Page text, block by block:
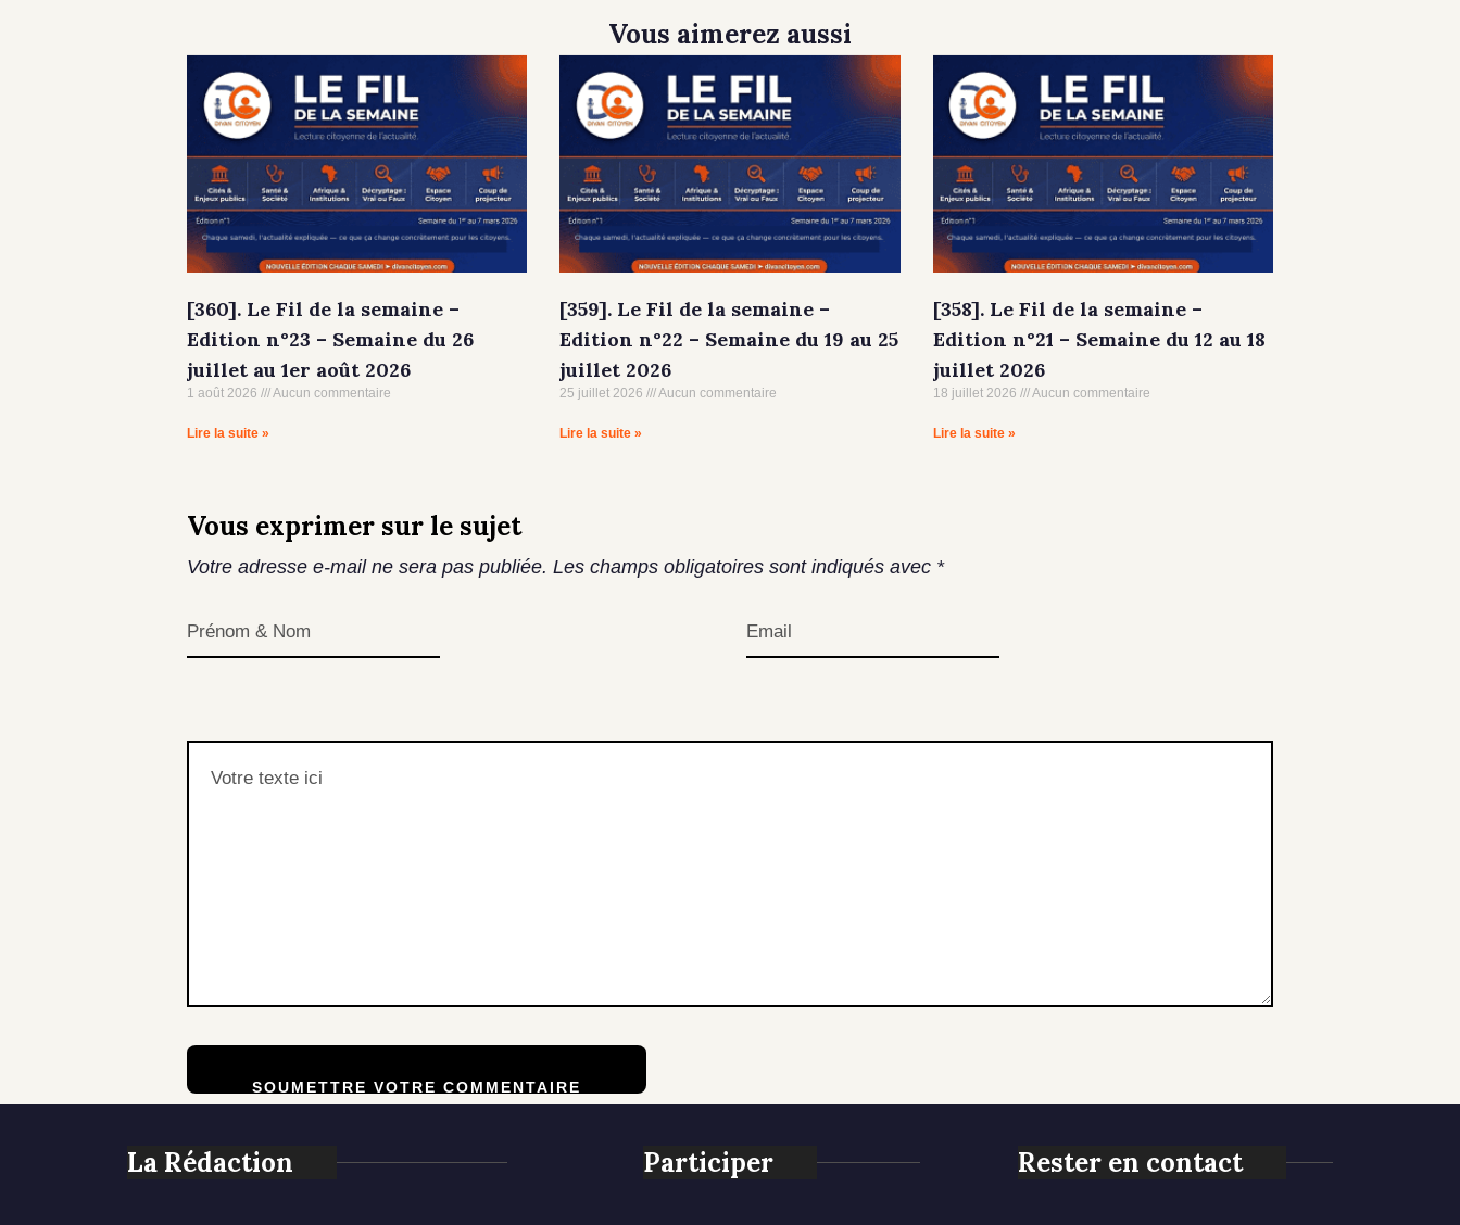
Vous aimerez aussi
[360]. Le Fil de la semaine –
Edition n°23 – Semaine du 26
juillet au 1er août 2026
1 août 2026 Aucun commentaire
Lire la suite »
[359]. Le Fil de la semaine –
Edition n°22 – Semaine du 19 au 25
juillet 2026
25 juillet 2026 Aucun commentaire
Lire la suite »
[358]. Le Fil de la semaine –
Edition n°21 – Semaine du 12 au 18
juillet 2026
18 juillet 2026 Aucun commentaire
Lire la suite »
Vous exprimer sur le sujet
Votre adresse e-mail ne sera pas publiée. Les champs obligatoires sont indiqués avec *
La Rédaction Participer Rester en contact